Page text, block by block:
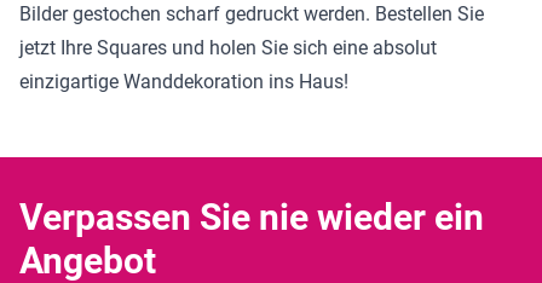
Bilder gestochen scharf gedruckt werden. Bestellen Sie
jetzt Ihre Squares und holen Sie sich eine absolut
einzigartige Wanddekoration ins Haus!
Verpassen Sie nie wieder ein
Angebot